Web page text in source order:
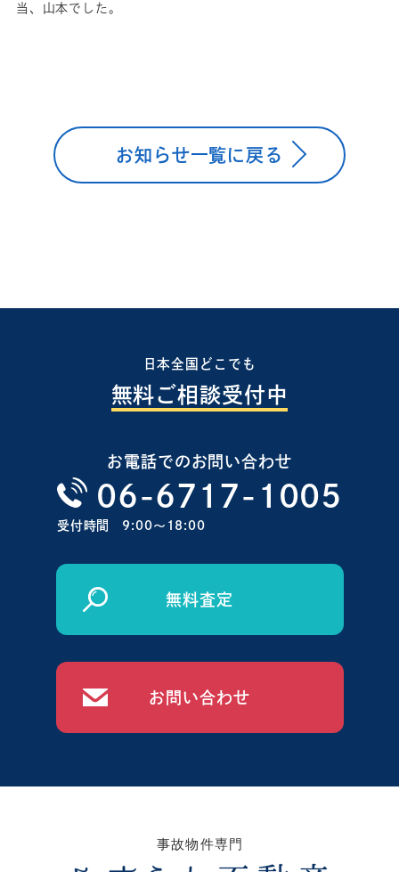
当、山本でした。
お知らせ一覧に戻る
日本全国どこでも
無料ご相談受付中
お電話でのお問い合わせ
06-6717-1005
受付時間 9:00〜18:00
無料査定
お問い合わせ